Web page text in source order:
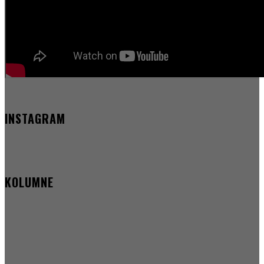
INSTAGRAM
KOLUMNE